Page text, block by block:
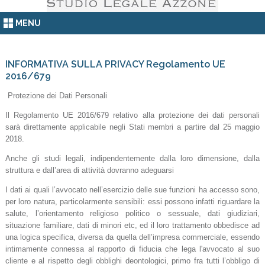
MENU
INFORMATIVA SULLA PRIVACY Regolamento UE
2016/679
Protezione dei Dati Personali
Il Regolamento UE 2016/679 relativo alla protezione dei dati personali
sarà direttamente applicabile negli Stati membri a partire dal 25 maggio
2018.
Anche gli studi legali, indipendentemente dalla loro dimensione, dalla
struttura e dall’area di attività dovranno adeguarsi
I dati ai quali l’avvocato nell’esercizio delle sue funzioni ha accesso sono,
per loro natura, particolarmente sensibili: essi possono infatti riguardare la
salute, l’orientamento religioso politico o sessuale, dati giudiziari,
situazione familiare, dati di minori etc, ed il loro trattamento obbedisce ad
una logica specifica, diversa da quella dell’impresa commerciale, essendo
intimamente connessa al rapporto di fiducia che lega l'avvocato al suo
cliente e al rispetto degli obblighi deontologici, primo fra tutti l’obbligo di